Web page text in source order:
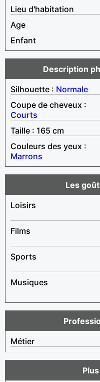
Lieu d'habitation
Age
Enfant
Description
Silhouette : Normale
Coupe de cheveux :
Courts
Taille : 165 cm
Couleurs des yeux :
Marrons
Les
Loisirs
Films
Sports
Musiques
Métier